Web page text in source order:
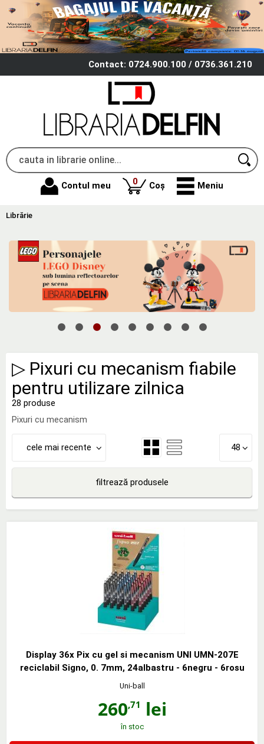
Contact: 0724.900.100 / 0736.361.210
Contul meu 0produse
Coș Meniu
Librărie
▷ Pixuri cu mecanism fiabile
pentru utilizare zilnica
28 produse
Pixuri cu mecanism
cele mai recente 48
filtrează produsele
Display 36x Pix cu gel si mecanism UNI UMN-207E
reciclabil Signo, 0. 7mm, 24albastru - 6negru - 6rosu
Uni-ball
260,71 lei
în stoc